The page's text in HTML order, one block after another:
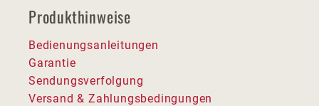
Produkthinweise
Bedienungsanleitungen
Garantie
Sendungsverfolgung
Versand & Zahlungsbedingungen